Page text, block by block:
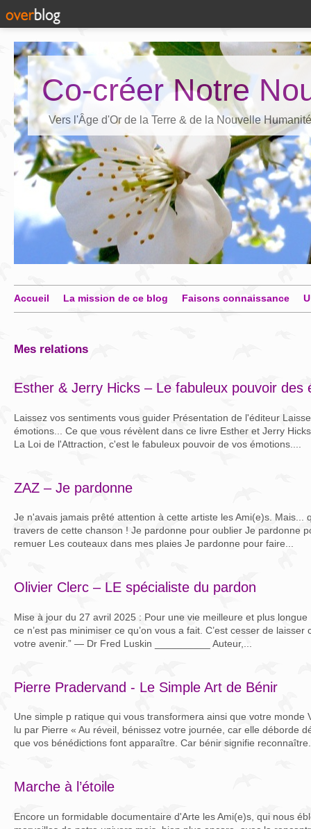
Co-créer Notre
Vers l'Âge d'Or de la Terre & de la Nouvelle Humanité
Accueil La mission de ce blog Faisons connaissance
mes relations
Esther & Jerry Hicks – Le fabuleux pouvoir des
Laissez vos sentiments vous guider Présentation de l'éditeur
émotions... Ce que vous révèlent dans ce livre Esther et Jerry
La Loi de l'Attraction, c'est le fabuleux pouvoir de vos émotions....
ZAZ – Je pardonne
Je n'avais jamais prêté attention à cette artiste les Ami(e)s. Mais...
travers de cette chanson ! Je pardonne pour oublier Je pardonne
remuer Les couteaux dans mes plaies Je pardonne pour faire...
Olivier Clerc – LE spécialiste du pardon
Mise à jour du 27 avril 2025 : Pour une vie meilleure et plus
ce n’est pas minimiser ce qu’on vous a fait. C’est cesser de
votre avenir.” — Dr Fred Luskin __________ Auteur,...
Pierre Pradervand - Le Simple Art de Bénir
Une simple p ratique qui vous transformera ainsi que votre monde
lu par Pierre « Au réveil, bénissez votre journée, car elle déborde
que vos bénédictions font apparaître. Car bénir signifie
Marche à l’étoile
Encore un formidable documentaire d'Arte les Ami(e)s, qui nous